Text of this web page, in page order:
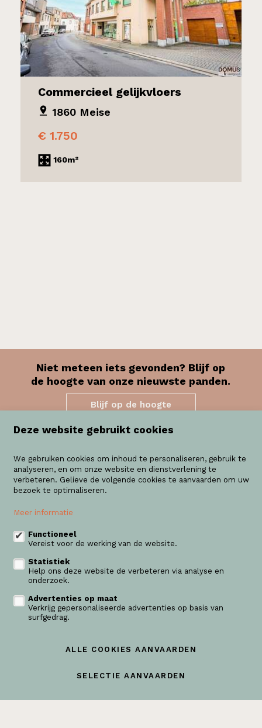
Commercieel gelijkvloers
1860 Meise
€ 1.750
160m²
Niet meteen iets gevonden? Blijf op
de hoogte van onze nieuwste panden.
Blijf op de hoogte
Domus Vastgoed
Brusselsesteenweg 59/1
1860 Meise
Nieuws
Wijzig cookie voorkeuren
Deze website gebruikt cookies
We gebruiken cookies om inhoud te personaliseren, gebruik te
analyseren, en om onze website en dienstverlening te
verbeteren. Gelieve de volgende cookies te aanvaarden om uw
bezoek te optimaliseren.
Meer informatie
Functioneel
Vereist voor de werking van de website.
Statistiek
Help ons deze website de verbeteren via analyse en
onderzoek.
Advertenties op maat
Verkrijg gepersonaliseerde advertenties op basis van
surfgedrag.
ALLE COOKIES AANVAARDEN
SELECTIE AANVAARDEN